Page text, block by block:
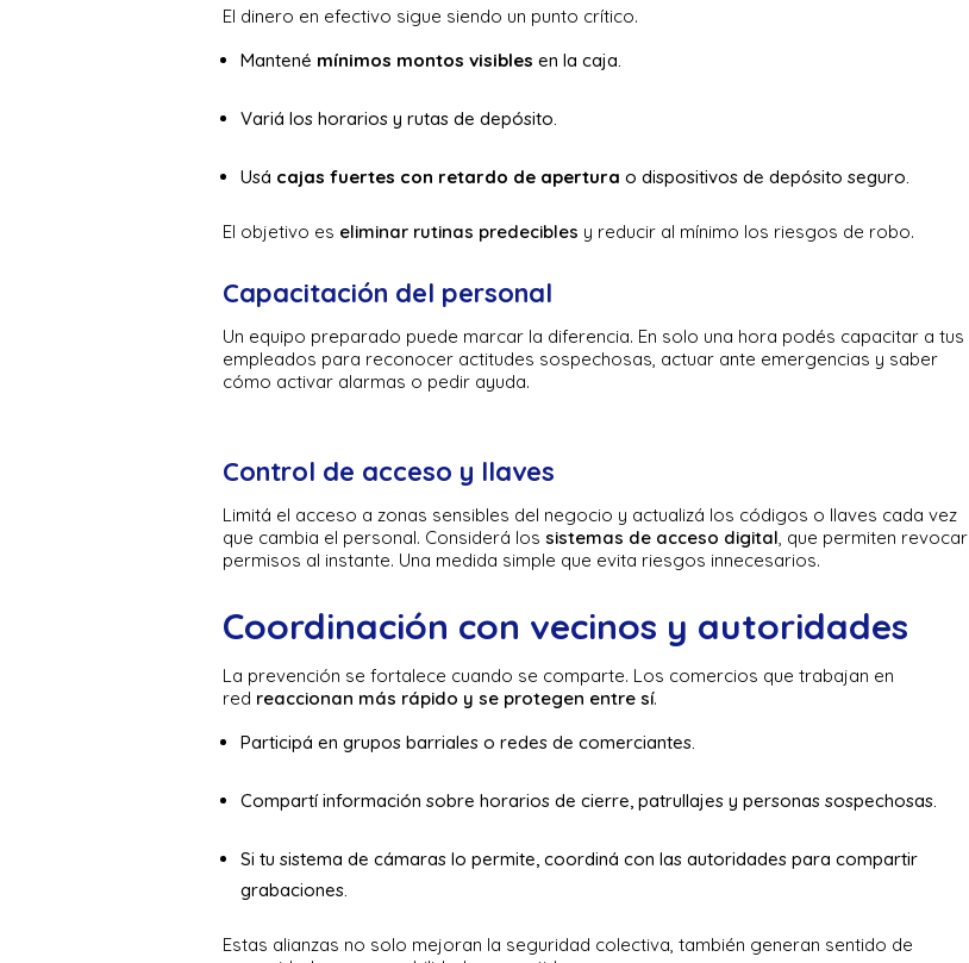
El dinero en efectivo sigue siendo un punto crítico.
Mantené mínimos montos visibles en la caja.
Variá los horarios y rutas de depósito.
Usá cajas fuertes con retardo de apertura o dispositivos de depósito seguro.
El objetivo es eliminar rutinas predecibles y reducir al mínimo los riesgos de robo.
Capacitación del personal
Un equipo preparado puede marcar la diferencia. En solo una hora podés capacitar a tus
empleados para reconocer actitudes sospechosas, actuar ante emergencias y saber
cómo activar alarmas o pedir ayuda.
Control de acceso y llaves
Limitá el acceso a zonas sensibles del negocio y actualizá los códigos o llaves cada vez
que cambia el personal. Considerá los sistemas de acceso digital, que permiten revocar
permisos al instante. Una medida simple que evita riesgos innecesarios.
Coordinación con vecinos y autoridades
La prevención se fortalece cuando se comparte. Los comercios que trabajan en
red reaccionan más rápido y se protegen entre sí.
Participá en grupos barriales o redes de comerciantes.
Compartí información sobre horarios de cierre, patrullajes y personas sospechosas.
Si tu sistema de cámaras lo permite, coordiná con las autoridades para compartir
grabaciones.
Estas alianzas no solo mejoran la seguridad colectiva, también generan sentido de